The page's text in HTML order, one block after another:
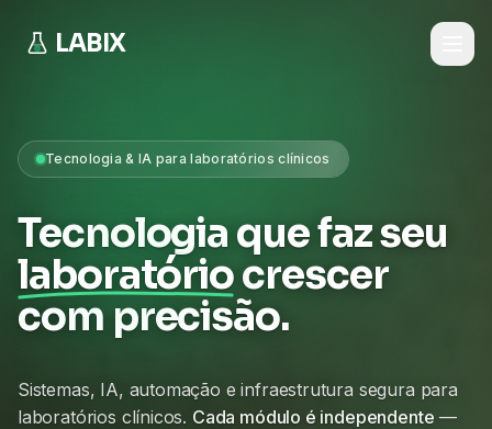
LABIX
Tecnologia & IA para laboratórios clínicos
Tecnologia que faz seu
laboratóriocrescer
com precisão.
Sistemas, IA, automação e infraestrutura segura para
laboratórios clínicos. Cada módulo é independente —